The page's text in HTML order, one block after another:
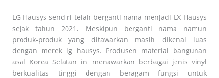
LG Hausys sendiri telah berganti nama menjadi LX Hausys
sejak tahun 2021, Meskipun berganti nama namun
produk-produk yang ditawarkan masih dikenal luas
dengan merek lg hausys. Produsen material bangunan
asal Korea Selatan ini menawarkan berbagai jenis vinyl
berkualitas tinggi dengan beragam fungsi untuk